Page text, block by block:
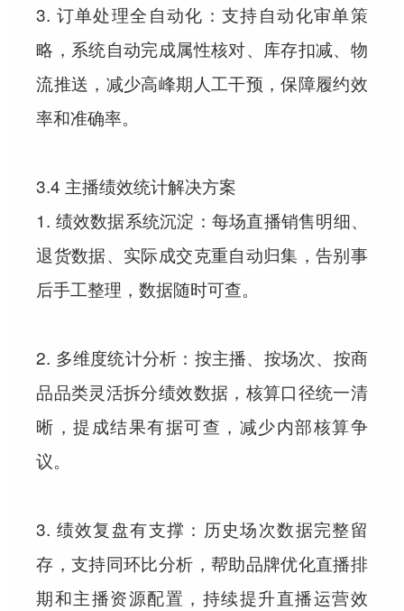
3. 订单处理全自动化：支持自动化审单策
略，系统自动完成属性核对、库存扣减、物
流推送，减少高峰期人工干预，保障履约效
率和准确率。
3.4 主播绩效统计解决方案
1. 绩效数据系统沉淀：每场直播销售明细、
退货数据、实际成交克重自动归集，告别事
后手工整理，数据随时可查。
2. 多维度统计分析：按主播、按场次、按商
品品类灵活拆分绩效数据，核算口径统一清
晰，提成结果有据可查，减少内部核算争
议。
3. 绩效复盘有支撑：历史场次数据完整留
存，支持同环比分析，帮助品牌优化直播排
期和主播资源配置，持续提升直播运营效